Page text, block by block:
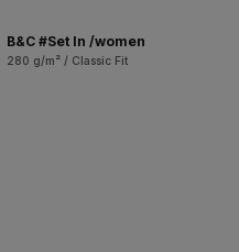
B&C #Set In /women
280 g/m² / Classic Fit